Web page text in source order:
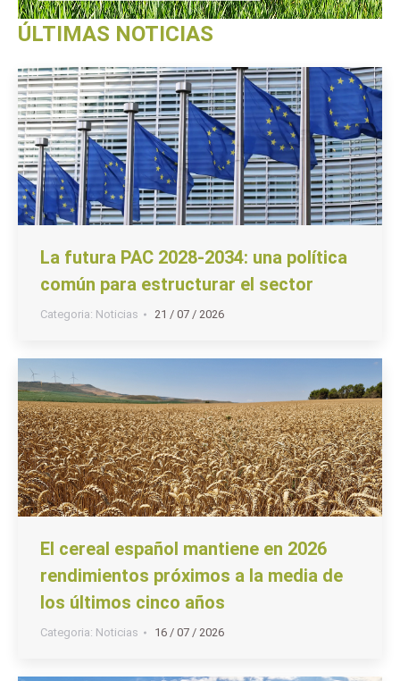
ÚLTIMAS NOTICIAS
La futura PAC 2028-2034: una política
común para estructurar el sector
Categoria: Noticias 21 / 07 / 2026
El cereal español mantiene en 2026
rendimientos próximos a la media de
los últimos cinco años
Categoria: Noticias 16 / 07 / 2026